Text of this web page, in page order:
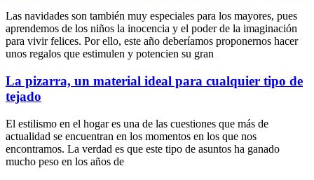
Las navidades son también muy especiales para los mayores, pues
aprendemos de los niños la inocencia y el poder de la imaginación
para vivir felices. Por ello, este año deberíamos proponernos hacer
unos regalos que estimulen y potencien su gran
La pizarra, un material ideal para cualquier tipo de
tejado
El estilismo en el hogar es una de las cuestiones que más de
actualidad se encuentran en los momentos en los que nos
encontramos. La verdad es que este tipo de asuntos ha ganado
mucho peso en los años de